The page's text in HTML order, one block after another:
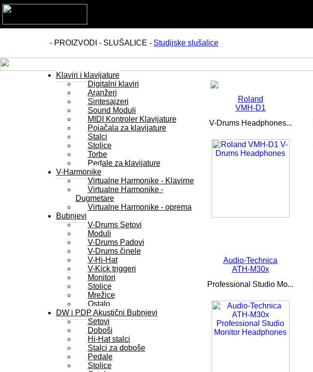
- PROIZVODI - SLUŠALICE - Studijske slušalice
Klaviri i klavijature
Digitalni klaviri
Aranžeri
Sintesajzeri
Sound Moduli
MIDI Kontroler Klavijature
Pojačala za klavijature
Stalci
Stolice
Torbe
Pedale za klavijature
V-Harmonike
Virtualne Harmonike - Klavirne
Virtualne Harmonike -
Dugmetare
Virtualne Harmonike - oprema
Bubnjevi
V-Drums Setovi
Moduli
V-Drums Padovi
V-Drums činele
V-Hi-Hat
V-Kick triggeri
Monitori
Stolice
Mrežice
Ostalo
DW i PDP Akustični Bubnjevi
Setovi
Doboši
Hi-Hat stalci
Stalci za doboše
Pedale
Stolice
Roland
VMH-D1
V-Drums Headphones...
Audio-Technica
ATH-M30x
Professional Studio Mo...